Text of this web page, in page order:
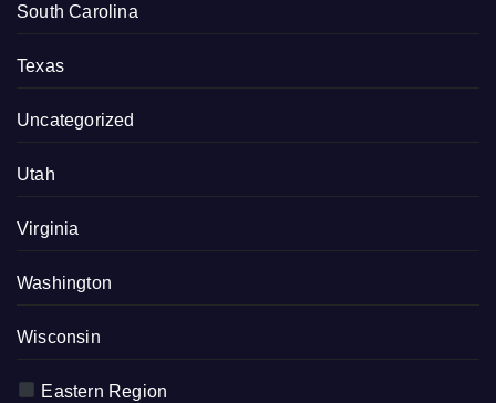
South Carolina
Texas
Uncategorized
Utah
Virginia
Washington
Wisconsin
Eastern Region